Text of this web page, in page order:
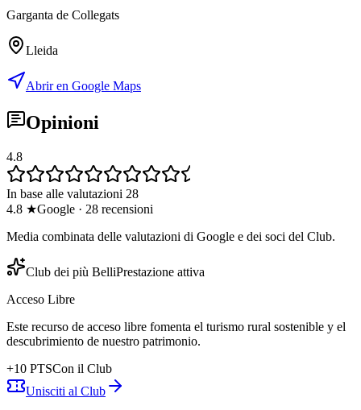
Garganta de Collegats
Lleida
Abrir en Google Maps
Opinioni
4.8
In base alle valutazioni 28
4.8 ★Google · 28 recensioni
Media combinata delle valutazioni di Google e dei soci del Club.
Club dei più BelliPrestazione attiva
Acceso Libre
Este recurso de acceso libre fomenta el turismo rural sostenible y el
descubrimiento de nuestro patrimonio.
+10 PTSCon il Club
Unisciti al Club